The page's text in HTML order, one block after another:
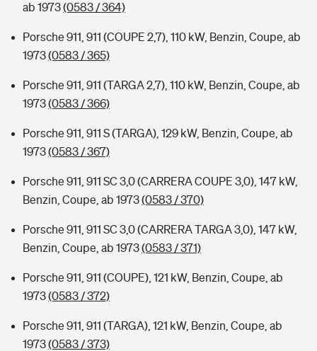
ab 1973(0583 / 364)
Porsche 911, 911 (COUPE 2,7), 110 kW, Benzin, Coupe, ab
1973(0583 / 365)
Porsche 911, 911 (TARGA 2,7), 110 kW, Benzin, Coupe, ab
1973(0583 / 366)
Porsche 911, 911 S (TARGA), 129 kW, Benzin, Coupe, ab
1973(0583 / 367)
Porsche 911, 911 SC 3,0 (CARRERA COUPE 3,0), 147 kW,
Benzin, Coupe, ab 1973(0583 / 370)
Porsche 911, 911 SC 3,0 (CARRERA TARGA 3,0), 147 kW,
Benzin, Coupe, ab 1973(0583 / 371)
Porsche 911, 911 (COUPE), 121 kW, Benzin, Coupe, ab
1973(0583 / 372)
Porsche 911, 911 (TARGA), 121 kW, Benzin, Coupe, ab
1973(0583 / 373)